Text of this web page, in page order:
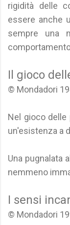
rigidità delle
essere anche
sempre una
Il gioco
© Mondadori
Nel gioco delle
un'esistenza a
Una pugnalata
nemmeno
I sensi
© Mondadori